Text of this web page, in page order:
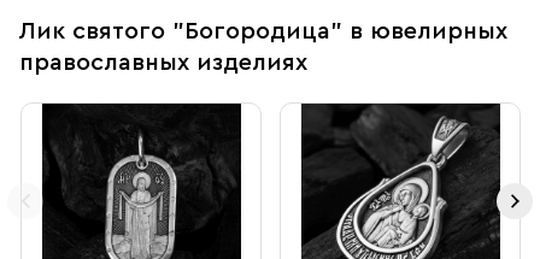
Лик святого "Богородица" в ювелирных
православных изделиях